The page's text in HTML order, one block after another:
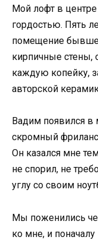
Мой лофт в
гордостью. Пять
помещение
кирпичные
каждую копейку,
авторской
Вадим появился в
скромный
Он казался мне
не спорил, не
углу со своим
Мы поженились
ко мне, и